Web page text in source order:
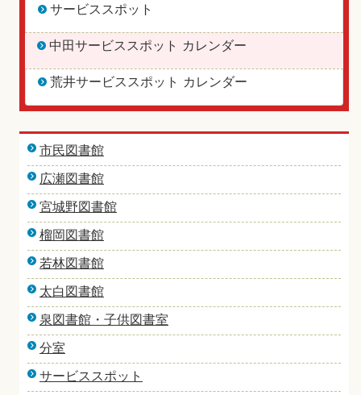
サービススポット
中田サービススポット カレンダー
荒井サービススポット カレンダー
市民図書館
広瀬図書館
宮城野図書館
榴岡図書館
若林図書館
太白図書館
泉図書館・子供図書室
分室
サービススポット